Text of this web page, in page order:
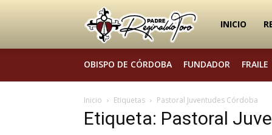
Padre
Toro
INICIO
OBISPO DE CÓRDOBA FUNDADOR FRAILE
Inicio Etiquetas Pastoral Juventudes Córdoba
Etiqueta: Pastoral